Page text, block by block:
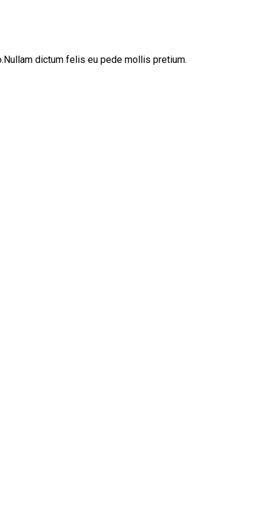
dictum felis eu pede mollis pretium.